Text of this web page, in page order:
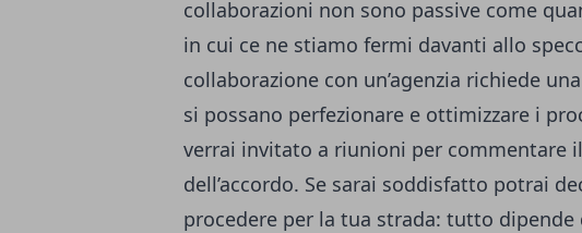
collaborazioni non sono passive come
in cui ce ne stiamo fermi davanti allo
collaborazione con un’agenzia richiede una
si possano perfezionare e ottimizzare i
verrai invitato a riunioni per commentare
dell’accordo. Se sarai soddisfatto potrai
procedere per la tua strada: tutto dipende